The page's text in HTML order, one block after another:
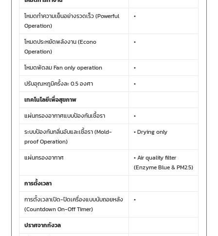
โหมดทำความเย็นอย่างรวดเร็ว (Powerful
Operation)
•
โหมดประหยัดพลังงาน (Econo
Operation)
•
โหมดพัดลม Fan only operation
•
ปรับอุณหภูมิครั้งละ 0.5 องศา
•
เทคโนโลยีเพื่อสุขภาพ
แผ่นกรองอากาศแบบป้องกันเชื้อรา
•
ระบบป้องกันกลิ่นอับและเชื้อรา (Mold-
proof Operation)
• Drying only
แผ่นกรองอากาศ
• Air quality filter
(Enzyme Blue & PM2.5)
การตั้งเวลา
การตั้งเวลาเปิด-ปิดเครื่องแบบนับถอยหลัง
(Countdown On-Off Timer)
•
ปราศจากกังวล